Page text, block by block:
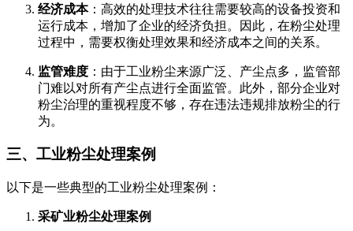
经济成本：高效的处理技术往往需要较高的设备投资和
运行成本，增加了企业的经济负担。因此，在粉尘处理
过程中，需要权衡处理效果和经济成本之间的关系。
监管难度 ：由于工业粉尘来源广泛、产尘点多，监管部
门难以对所有产尘点进行全面监管。此外，部分企业对
粉尘治理的重视程度不够，存在违法违规排放粉尘的行
为。
三、工业粉尘处理案例
以下是一些典型的工业粉尘处理案例：
采矿业粉尘处理案例